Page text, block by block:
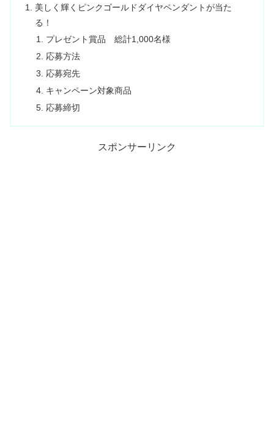
美しく輝くピンクゴールドダイヤペンダントが当た
る！
プレゼント賞品 総計1,000名様
応募方法
応募宛先
キャンペーン対象商品
応募締切
スポンサーリンク